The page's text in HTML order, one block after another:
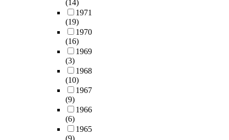
(14)
1971
(19)
1970
(16)
1969
(3)
1968
(10)
1967
(9)
1966
(6)
1965